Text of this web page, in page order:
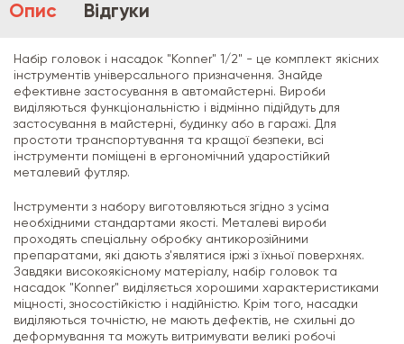
Опис Відгуки
Набір головок і насадок "Konner" 1/2" - це комплект якісних
інструментів універсального призначення. Знайде
ефективне застосування в автомайстерні. Вироби
виділяються функціональністю і відмінно підійдуть для
застосування в майстерні, будинку або в гаражі. Для
простоти транспортування та кращої безпеки, всі
інструменти поміщені в ергономічний ударостійкий
металевий футляр.
Інструменти з набору виготовляються згідно з усіма
необхідними стандартами якості. Металеві вироби
проходять спеціальну обробку антикорозійними
препаратами, які дають з'являтися іржі з їхньої поверхнях.
Завдяки високоякісному матеріалу, набір головок та
насадок "Konner" виділяється хорошими характеристиками
міцності, зносостійкістю і надійністю. Крім того, насадки
виділяються точністю, не мають дефектів, не схильні до
деформування та можуть витримувати великі робочі